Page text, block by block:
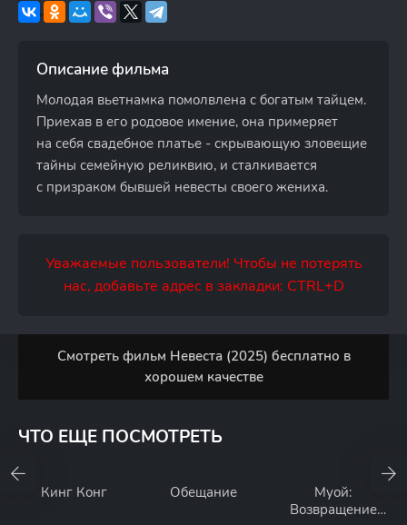
Описание фильма
Молодая вьетнамка помолвлена с богатым тайцем.
Приехав в его родовое имение, она примеряет
на себя свадебное платье - скрывающую зловещие
тайны семейную реликвию, и сталкивается
с призраком бывшей невесты своего жениха.
Уважаемые пользователи! Чтобы не потерять
нас, добавьте адрес в закладки: CTRL+D
Смотреть фильм Невеста (2025) бесплатно в
хорошем качестве
ЧТО ЕЩЕ ПОСМОТРЕТЬ
Кинг Конг Обещание
Муой:
Возвращение